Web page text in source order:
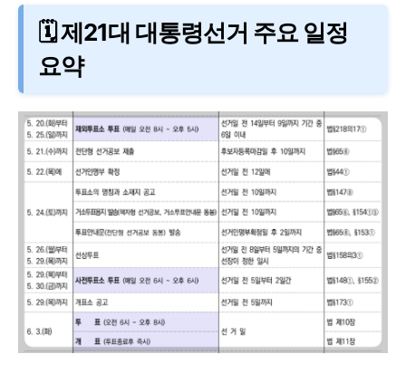
🗓 제21대 대통령선거 주요 일정
요약